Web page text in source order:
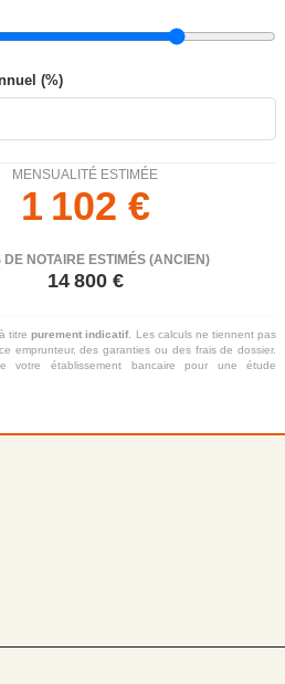
(%)
MENSUALITÉ ESTIMÉE
1 102 €
DE NOTAIRE ESTIMÉS (ANCIEN)
14 800€
titrepurement indicatif. Les calculs ne tiennent pas
emprunteur, des garanties ou des frais de dossier.
votre établissement bancaire pour une étude